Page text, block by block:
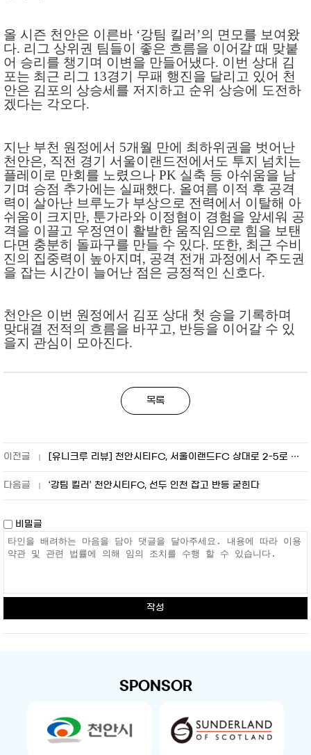
올 시즌 천안은 이른바 ‘강팀 킬러 ’의 면모를 보여왔
다. 리그 상위권 팀들이 좋은 흐름을 이어갈 때 맞붙
어 승리를 챙기며 이변을 만들어냈다. 이번 상대 김
포는 최근 리그 13경기 무패 행진을 달리고 있어 천
안은 김포의 상승세를 저지하고 순위 상승에 도전하
겠다는 각오다.
지난 부천 원정에서 5개월 만에 최하위권을 벗어난
천안은, 직전 경기 서울이랜드전에서도 투지 넘치는
플레이로 만회를 노렸으나 PK 실축 등 아쉬움을 남
기며 승점 추가에는 실패했다. 올여름 이적 후 공격
력이 살아난 브루노가 부상으로 전력에서 이탈해 아
쉬움이 크지만, 툰가라와 이정협이 경험을 앞세워 공
격을 이끌고 우정연이 활발한 움직임으로 힘을 보탠
다면 충분히 돌파구를 만들 수 있다. 또한, 최근 수비
진의 집중력이 높아지며, 공격 전개 과정에서 주도권
을 잡는 시간이 늘어난 점은 긍정적인 신호다.
천안은 이번 원정에서 김포 상대 첫 승을 기록하며
맞대결 전적의 흐름을 바꾸고, 반등을 이어갈 수 있
을지 관심이 모아진다.
목록
[유니크루 리뷰] 천안시티FC, 서울이랜드FC 상대로 2-5로 패배
‘강팀 킬러’ 천안시티FC, 선두 인천 잡고 반등 굳힌다
비밀글
작성
SPONSOR